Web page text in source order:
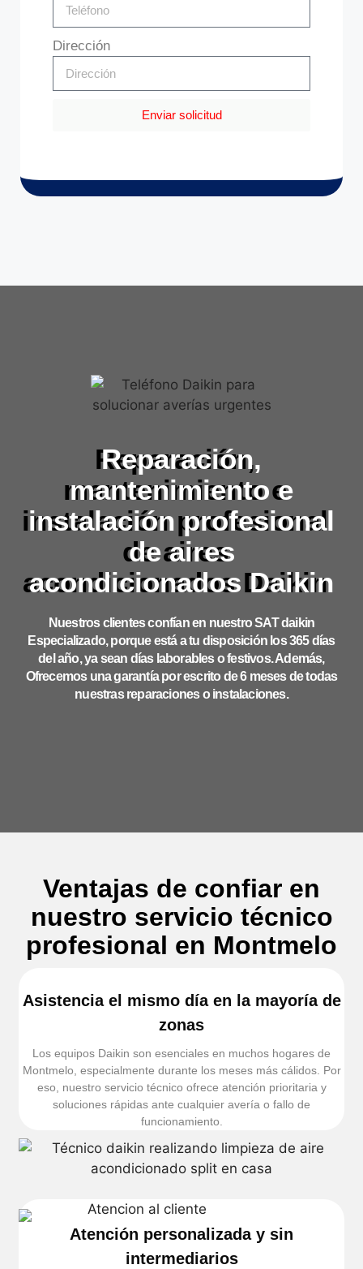
Dirección
Enviar solicitud
Reparación,
mantenimiento e
instalación profesional
de aires
acondicionados Daikin
Nuestros clientes confían en nuestro SAT daikin
Especializado, porque está a tu disposición los 365 días
del año, ya sean días laborables o festivos. Además,
Ofrecemos una garantía por escrito de 6 meses de todas
nuestras reparaciones o instalaciones.
Ventajas de confiar en
nuestro servicio técnico
profesional en Montmelo
Asistencia el mismo día en la mayoría de
zonas
Los equipos Daikin son esenciales en muchos hogares de
Montmelo, especialmente durante los meses más cálidos. Por
eso, nuestro servicio técnico ofrece atención prioritaria y
soluciones rápidas ante cualquier avería o fallo de
funcionamiento.
Atención personalizada y sin
intermediarios